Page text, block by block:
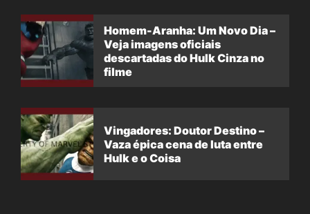
Homem-Aranha: Um Novo Dia –
Veja imagens oficiais
descartadas do Hulk Cinza no
filme
Vingadores: Doutor Destino –
Vaza épica cena de luta entre
Hulk e o Coisa